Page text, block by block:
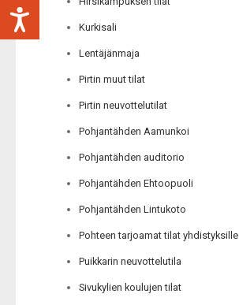
Kurkisali
Lentäjänmaja
Pirtin muut tilat
Pirtin neuvottelutilat
Pohjantähden Aamunkoi
Pohjantähden auditorio
Pohjantähden Ehtoopuoli
Pohjantähden Lintukoto
Pohteen tarjoamat tilat yhdistyksille
Puikkarin neuvottelutila
Sivukylien koulujen tilat